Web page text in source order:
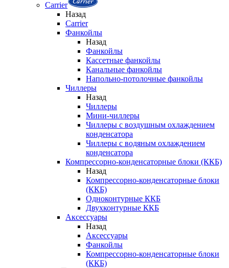
Carrier
Назад
Carrier
Фанкойлы
Назад
Фанкойлы
Кассетные фанкойлы
Канальные фанкойлы
Напольно-потолочные фанкойлы
Чиллеры
Назад
Чиллеры
Мини-чиллеры
Чиллеры с воздушным охлаждением
конденсатора
Чиллеры с водяным охлаждением
конденсатора
Компрессорно-конденсаторные блоки (ККБ)
Назад
Компрессорно-конденсаторные блоки
(ККБ)
Одноконтурные ККБ
Двухконтурные ККБ
Аксессуары
Назад
Аксессуары
Фанкойлы
Компрессорно-конденсаторные блоки
(ККБ)